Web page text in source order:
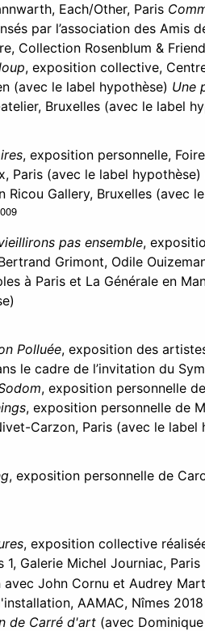
Each/Other, Paris
par l’association des Amis
Collection Rosenblum &
, exposition collective,
(avec le label hypothèse) Une
Bruxelles (avec le label
, exposition personnelle,
Paris (avec le label hypothèse)
Ricou Gallery, Bruxelles (avec
pas ensemble,
Grimont, Odile
à Paris et La Générale en
Polluée, exposition des
le cadre de l’invitation du
, exposition personnelle
, exposition personnelle de
Carzon, Paris (avec le label
, exposition personnelle de
, exposition collective
1, Galerie Michel Journiac, Paris
avec John Cornu et Audrey
AAMAC, Nîmes
de Carré d'art(avec Dominique